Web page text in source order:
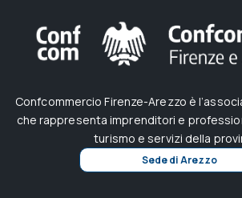
Confcommercio Firenze-Arezzo è
che rappresenta imprenditori e
turismo e servizi della
Sede di Arezzo